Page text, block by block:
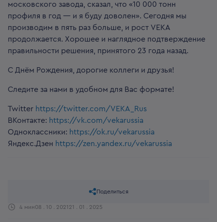
московского завода, сказал, что «10 000 тонн
профиля в год — и я буду доволен». Сегодня мы
производим в пять раз больше, и рост VEKA
продолжается. Хорошее и наглядное подтверждение
правильности решения, принятого 23 года назад.
С Днём Рождения, дорогие коллеги и друзья!
Следите за нами в удобном для Вас формате!
Twitter https://twitter.com/VEKA_Rus
ВКонтакте: https://vk.com/vekarussia
Одноклассники: https://ok.ru/vekarussia
Яндекс.Дзен https://zen.yandex.ru/vekarussia
4 мин08 . 10 . 2021 21 . 01 . 2025
Поделиться